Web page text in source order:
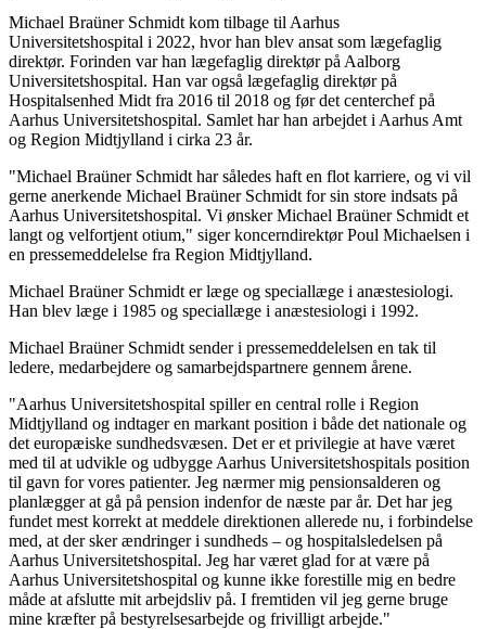
Michael Braüner Schmidt kom tilbage til Aarhus
Universitetshospital i 2022, hvor han blev ansat som lægefaglig
direktør. Forinden var han lægefaglig direktør på Aalborg
Universitetshospital. Han var også lægefaglig direktør på
Hospitalsenhed Midt fra 2016 til 2018 og før det centerchef på
Aarhus Universitetshospital. Samlet har han arbejdet i Aarhus Amt
og Region Midtjylland i cirka 23 år.
"Michael Braüner Schmidt har således haft en flot karriere, og vi vil
gerne anerkende Michael Braüner Schmidt for sin store indsats på
Aarhus Universitetshospital. Vi ønsker Michael Braüner Schmidt et
langt og velfortjent otium," siger koncerndirektør Poul Michaelsen i
en pressemeddelelse fra Region Midtjylland.
Michael Braüner Schmidt er læge og speciallæge i anæstesiologi.
Han blev læge i 1985 og speciallæge i anæstesiologi i 1992.
Michael Braüner Schmidt sender i pressemeddelelsen en tak til
ledere, medarbejdere og samarbejdspartnere gennem årene.
"Aarhus Universitetshospital spiller en central rolle i Region
Midtjylland og indtager en markant position i både det nationale og
det europæiske sundhedsvæsen. Det er et privilegie at have været
med til at udvikle og udbygge Aarhus Universitetshospitals position
til gavn for vores patienter. Jeg nærmer mig pensionsalderen og
planlægger at gå på pension indenfor de næste par år. Det har jeg
fundet mest korrekt at meddele direktionen allerede nu, i forbindelse
med, at der sker ændringer i sundheds – og hospitalsledelsen på
Aarhus Universitetshospital. Jeg har været glad for at være på
Aarhus Universitetshospital og kunne ikke forestille mig en bedre
måde at afslutte mit arbejdsliv på. I fremtiden vil jeg gerne bruge
mine kræfter på bestyrelsesarbejde og frivilligt arbejde."